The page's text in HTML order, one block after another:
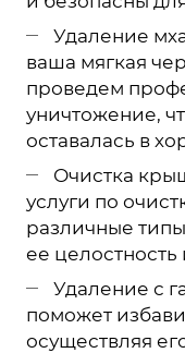
Удаление
ваша мягкая
проведем
уничтожение,
оставалась в
Очистка
услуги по
различные
ее целостность
Удаление с
поможет
осуществляя